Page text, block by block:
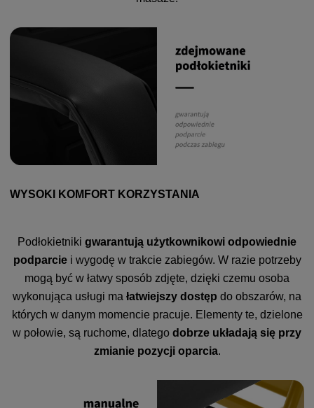
WYSOKI KOMFORT KORZYSTANIA
Podłokietniki gwarantują użytkownikowi odpowiednie
podparciei wygodę w trakcie zabiegów. W razie potrzeby
mogą być w łatwy sposób zdjęte, dzięki czemu osoba
wykonująca usługi ma łatwiejszy dostęp do obszarów, na
których w danym momencie pracuje. Elementy te, dzielone
w połowie, są ruchome, dlatego dobrze układają się przy
zmianie pozycji oparcia.